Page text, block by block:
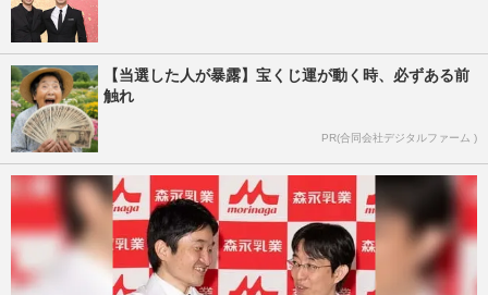
【当選した人が暴露】宝くじ運が動く時、必ずある前
触れ
PR(合同会社デジタルファーム )